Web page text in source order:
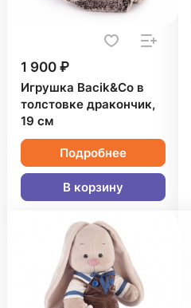
1 900 ₽
Игрушка Bacik&Co в
толстовке дракончик,
19 см
Подробнее
В корзину